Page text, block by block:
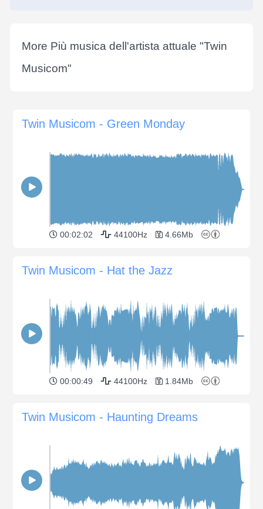
More Più musica dell'artista attuale "Twin
Musicom"
Twin Musicom - Green Monday
00:02:02 44100Hz 4.66Mb
Twin Musicom - Hat the Jazz
00:00:49 44100Hz 1.84Mb
Twin Musicom - Haunting Dreams